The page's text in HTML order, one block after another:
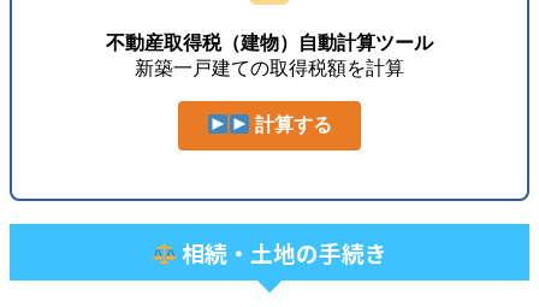
不動産取得税（建物）自動計算ツール
新築一戸建ての取得税額を計算
計算する
相続・土地の手続き